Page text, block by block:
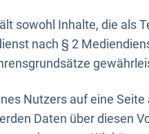
sowohl Inhalte, die als
nach § 2
Nutzers auf eine
Daten über diesen